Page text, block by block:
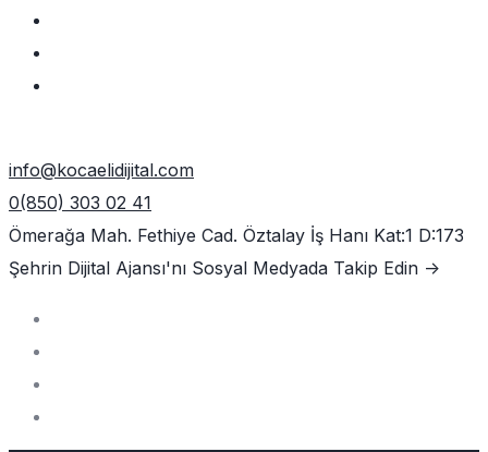
info@kocaelidijital.com
0(850) 303 02 41
Ömerağa Mah. Fethiye Cad. Öztalay İş Hanı Kat:1 D:173
Şehrin Dijital Ajansı'nı Sosyal Medyada Takip Edin ->